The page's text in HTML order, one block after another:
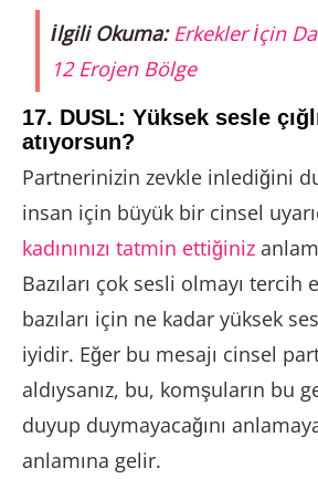
İlgili Okuma:Erkekler İçin
12 Erojen Bölge
17. DUSL: Yüksek sesle
atıyorsun?
Partnerinizin zevkle inlediğini
insan için büyük bir cinsel
kadınınızı tatmin ettiğiniz
Bazıları çok sesli olmayı tercih
bazıları için ne kadar yüksek
iyidir. Eğer bu mesajı cinsel
aldıysanız, bu, komşuların bu
duyup duymayacağını
anlamına gelir.